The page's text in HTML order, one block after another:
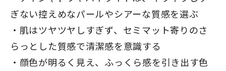
ぎない控えめなパールやシアーな質感を選ぶ
肌はツヤツヤしすぎず、セミマット寄りのさ
らっとした質感で清潔感を意識する
顔色が明るく見え、ふっくら感を引き出す色